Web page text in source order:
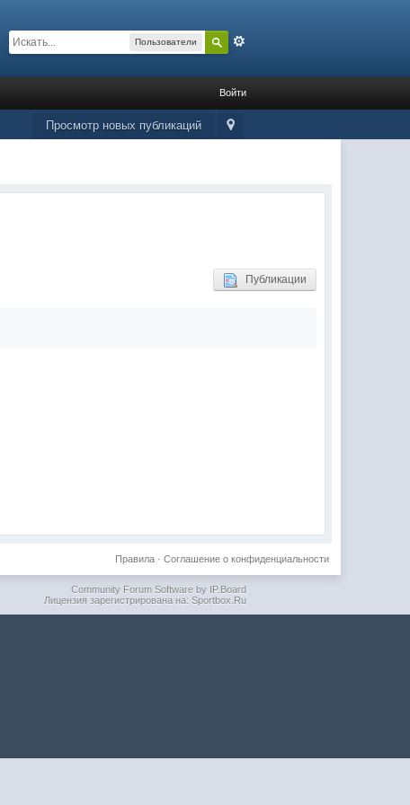
Пользователи
Войти
Просмотр новых публикаций
Публикации
Соглашение о конфиденциальности
Правила·
Community Forum Software by IP.Board
Лицензия зарегистрирована на: Sportbox.Ru